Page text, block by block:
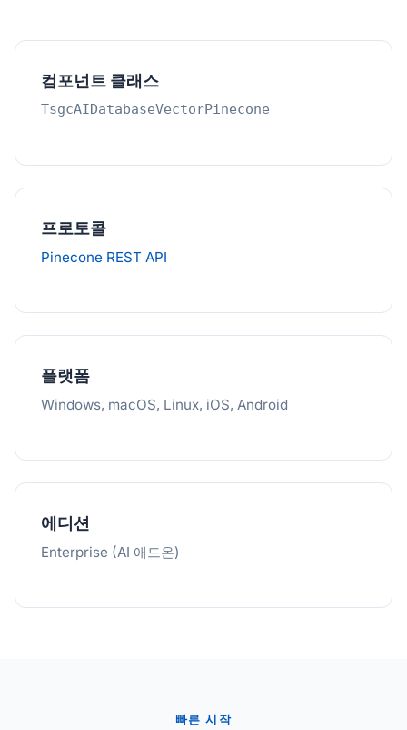
컴포넌트 클래스
TsgcAIDatabaseVectorPinecone
프로토콜
Pinecone REST API
플랫폼
Windows, macOS, Linux, iOS, Android
에디션
Enterprise (AI 애드온)
빠른 시작